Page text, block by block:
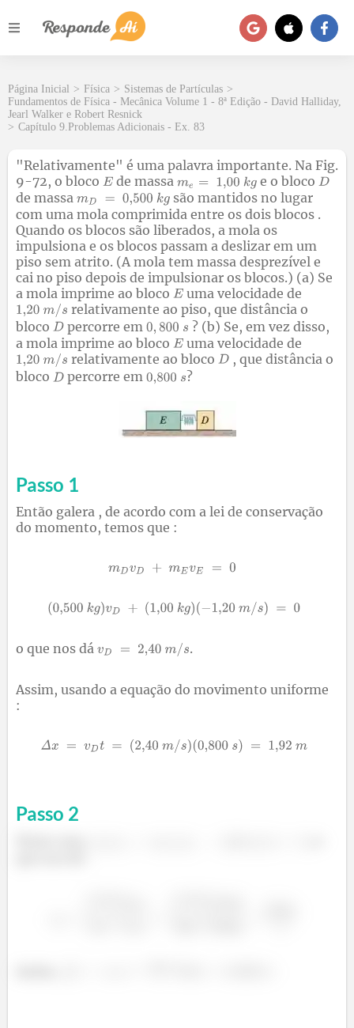
Página Inicial > Física > Sistemas de Partículas >
Fundamentos de Física - Mecânica Volume 1 - 8ª Edição - David Halliday,
Jearl Walker e Robert Resnick
> Capítulo 9.Problemas Adicionais - Ex. 83
"Relativamente" é uma palavra importante. Na Fig.
9-72, o bloco
de massa
e o bloco
de massa
são mantidos no lugar
com uma mola comprimida entre os dois blocos .
Quando os blocos são liberados, a mola os
impulsiona e os blocos passam a deslizar em um
piso sem atrito. (A mola tem massa desprezível e
cai no piso depois de impulsionar os blocos.) (a) Se
a mola imprime ao bloco
uma velocidade de
relativamente ao piso, que distância o
bloco
percorre em
? (b) Se, em vez disso,
a mola imprime ao bloco
uma velocidade de
relativamente ao bloco
, que distância o
bloco
percorre em ?
Passo 1
Então galera , de acordo com a lei de conservação
do momento, temos que :
o que nos dá .
Assim, usando a equação do movimento uniforme
:
Passo 2